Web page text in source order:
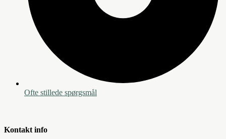
Ofte stillede spørgsmål
Kontakt info